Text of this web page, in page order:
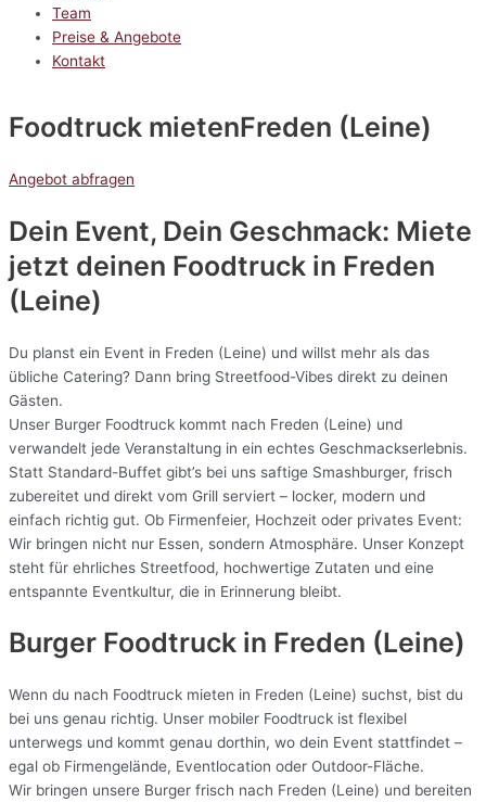
Team
Preise & Angebote
Kontakt
Foodtruck mietenFreden (Leine)
Angebot abfragen
Dein Event, Dein Geschmack: Miete
jetzt deinen Foodtruck in Freden
(Leine)
Du planst ein Event in Freden (Leine) und willst mehr als das
übliche Catering? Dann bring Streetfood-Vibes direkt zu deinen
Gästen.
Unser Burger Foodtruck kommt nach Freden (Leine) und
verwandelt jede Veranstaltung in ein echtes Geschmackserlebnis.
Statt Standard-Buffet gibt’s bei uns saftige Smashburger, frisch
zubereitet und direkt vom Grill serviert – locker, modern und
einfach richtig gut. Ob Firmenfeier, Hochzeit oder privates Event:
Wir bringen nicht nur Essen, sondern Atmosphäre. Unser Konzept
steht für ehrliches Streetfood, hochwertige Zutaten und eine
entspannte Eventkultur, die in Erinnerung bleibt.
Burger Foodtruck in Freden (Leine)
Wenn du nach Foodtruck mieten in Freden (Leine) suchst, bist du
bei uns genau richtig. Unser mobiler Foodtruck ist flexibel
unterwegs und kommt genau dorthin, wo dein Event stattfindet –
egal ob Firmengelände, Eventlocation oder Outdoor-Fläche.
Wir bringen unsere Burger frisch nach Freden (Leine) und bereiten